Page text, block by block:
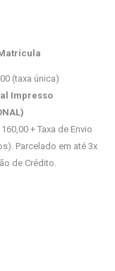
(taxa única)
Impresso
160,00 + Taxa de Envio
Parcelado em até 3x
de Crédito.